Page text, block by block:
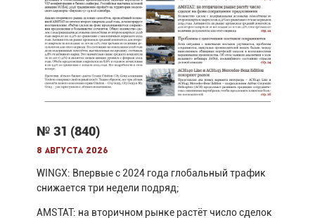
№ 31 (840)
8 августа 2026
WINGX: Впервые с 2024 года глобальный трафик
снижается три недели подряд;
AMSTAT: на вторичном рынке растёт число сделок